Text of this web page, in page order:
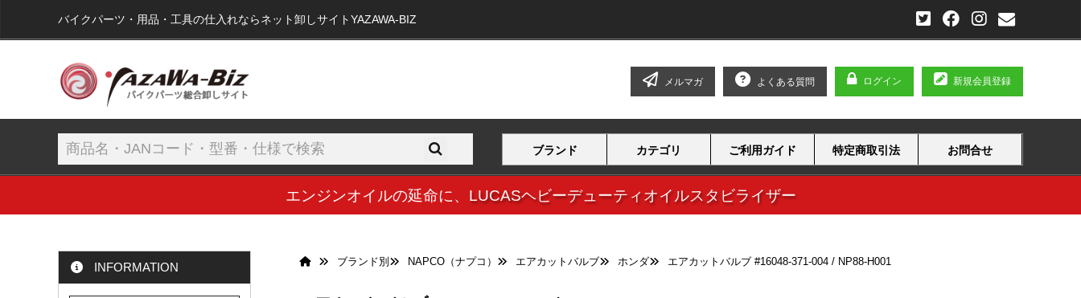
バイクパーツ・用品・工具の仕入れならネット卸しサイトYAZAWA-BIZ
メルマガ よくある質問 ログイン 新規会員登録
ブランド カテゴリ ご利用ガイド 特定商取引法 お問合せ
エンジンオイルの延命に、 LUCASヘビーデューティオイルスタビライザー
ブランド別 NAPCO（ナプコ） エアカットバルブ ホンダ エアカットバルブ #16048-371-004 / NP88-H001
INFORMATION